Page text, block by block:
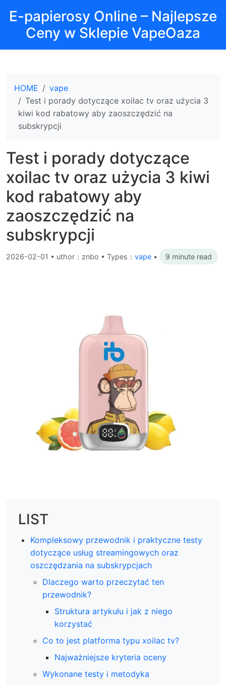
E-papierosy Online – Najlepsze
Ceny w Sklepie VapeOaza
HOME
vape
Test i porady dotyczące xoilac tv oraz użycia 3
kiwi kod rabatowy aby zaoszczędzić na
subskrypcji
Test i porady dotyczące
xoilac tv oraz użycia 3 kiwi
kod rabatowy aby
zaoszczędzić na
subskrypcji
2026-02-01 • uthor：znbo • Types： vape • 9 minute read
LIST
Kompleksowy przewodnik i praktyczne testy
dotyczące usług streamingowych oraz
oszczędzania na subskrypcjach
Dlaczego warto przeczytać ten
przewodnik?
Struktura artykułu i jak z niego
korzystać
Co to jest platforma typu xoilac tv?
Najważniejsze kryteria oceny
Wykonane testy i metodyka